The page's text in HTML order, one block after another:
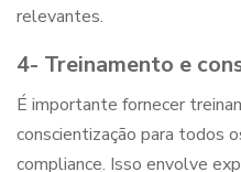
relevantes.
4- Treinamento e
É importante fornecer
conscientização para todos
compliance. Isso envolve